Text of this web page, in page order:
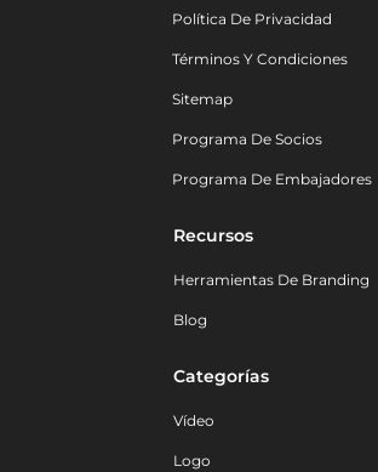
Política De Privacidad
Términos Y Condiciones
Sitemap
Programa De Socios
Programa De Embajadores
Recursos
Herramientas De Branding
Blog
Categorías
Vídeo
Logo